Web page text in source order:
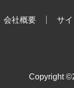
会社概要 サ
Copyright